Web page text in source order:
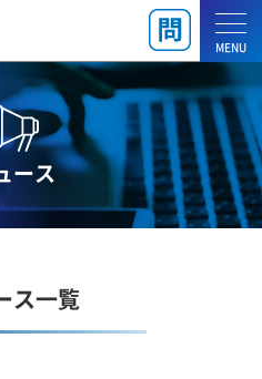
MENU
ース
ス一覧